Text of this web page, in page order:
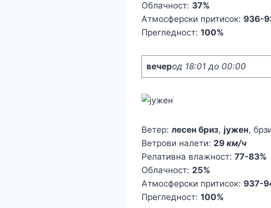
Облачност: 37%
Атмосферски притисок: 936-
Прегледност: 100%
вечерод 18:01 до 00:00
Ветер: лесен бриз, јужен,
Ветрови налети: 29 км/ч
Релативна влажност: 77-83%
Облачност: 25%
Атмосферски притисок: 937-
Прегледност: 100%